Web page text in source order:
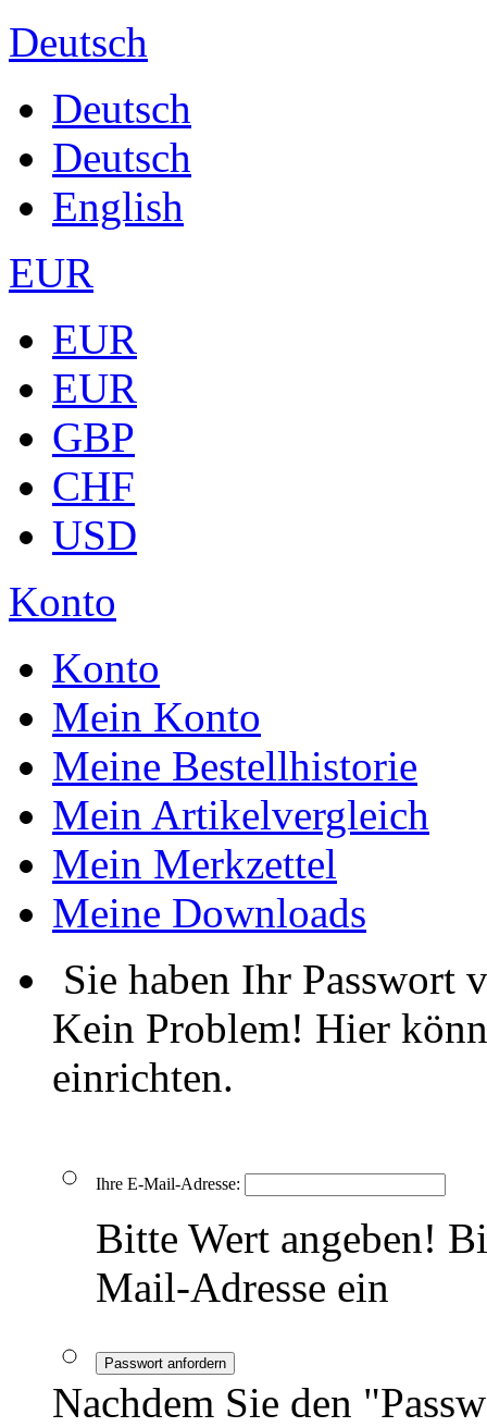
Deutsch
Deutsch
Deutsch
English
EUR
EUR
EUR
GBP
CHF
USD
Konto
Konto
Mein Konto
Meine Bestellhistorie
Mein Artikelvergleich
Mein Merkzettel
Meine Downloads
Sie haben Ihr Passwort
Kein Problem! Hier
einrichten.
Ihre E-Mail-Adresse:
Bitte Wert angeben!
Mail-Adresse ein
Passwort anfordern
Nachdem Sie den